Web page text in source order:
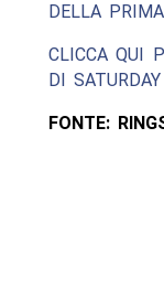
DELLA
CLICCA QUI
DI
FONTE: